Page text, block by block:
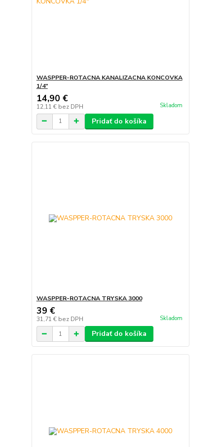
WASPPER-ROTACNA KANALIZACNA KONCOVKA
1/4"
14,90 €
12,11 € bez DPH Skladom
Pridať do košíka
WASPPER-ROTACNA TRYSKA 3000
39 €
31,71 € bez DPH Skladom
Pridať do košíka